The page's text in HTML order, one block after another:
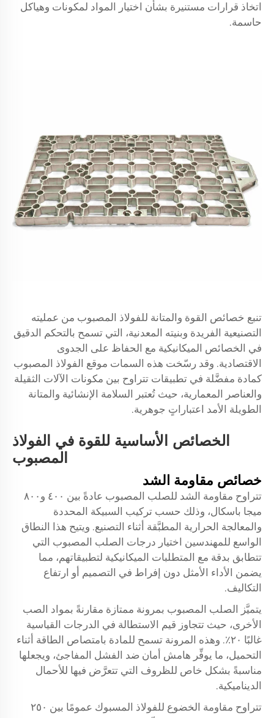
اتخاذ قرارات مستنيرة بشأن اختيار المواد لمكونات وهياكل
حاسمة.
تنبع خصائص القوة والمتانة للفولاذ المصبوب من عمليته
التصنيعية الفريدة وبنيته المعدنية، التي تسمح بالتحكم الدقيق
في الخصائص الميكانيكية مع الحفاظ على الجدوى
الاقتصادية. وقد رسّخت هذه السمات موقع الفولاذ المصبوب
كمادة مفضَّلة في تطبيقات تتراوح بين مكونات الآلات الثقيلة
والعناصر المعمارية، حيث تُعتبر السلامة الإنشائية والمتانة
الطويلة الأمد اعتباراتٍ جوهرية.
الخصائص الأساسية للقوة في الفولاذ
المصبوب
خصائص مقاومة الشد
تتراوح مقاومة الشد للصلب المصبوب عادةً بين ٤٠٠ و٨٠٠
ميجا باسكال، وذلك حسب تركيب السبيكة المحددة
والمعالجة الحرارية المطبَّقة أثناء التصنيع. ويتيح هذا النطاق
الواسع للمهندسين اختيار درجات الصلب المصبوب التي
تتطابق بدقة مع المتطلبات الميكانيكية لتطبيقاتهم، مما
يضمن الأداء الأمثل دون إفراط في التصميم أو ارتفاع
التكاليف.
يتميَّز الصلب المصبوب بمرونة ممتازة مقارنةً بمواد الصب
الأخرى، حيث تتجاوز قيم الاستطالة في الدرجات القياسية
غالبًا ٢٠٪. وهذه المرونة تسمح للمادة بامتصاص الطاقة أثناء
التحميل، ما يوفِّر هامش أمان ضد الفشل المفاجئ، ويجعلها
مناسبةً بشكل خاص للظروف التي تتعرَّض فيها للأحمال
الديناميكية.
تتراوح مقاومة الخضوع للفولاذ المسبوك عمومًا بين ٢٥٠